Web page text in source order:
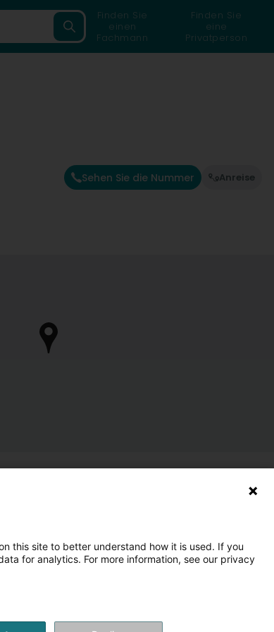
Finden Sie
einen
Fachmann
Finden Sie
eine
Privatperson
Sehen Sie die Nummer Anreise
this site to better understand how it is used. If you
for analytics. For more information, see our privacy